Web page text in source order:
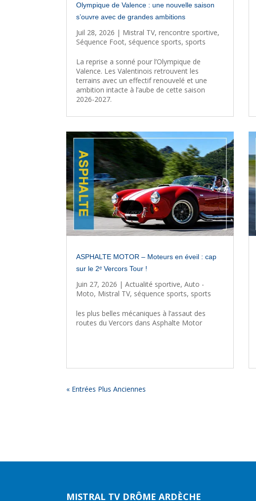
Olympique de Valence : une nouvelle saison
s’ouvre avec de grandes ambitions
Juil 28, 2026 | Mistral TV,rencontre sportive,
Séquence Foot, séquence sports, sports
La reprise a sonné pour l’Olympique de
Valence. Les Valentinois retrouvent les
terrains avec un effectif renouvelé et une
ambition intacte à l’aube de cette saison
2026-2027.
ASPHALTE MOTOR – Moteurs en éveil : cap
sur le 2ᵉ Vercors Tour !
Juin 27, 2026 |Actualité sportive,Auto -
Moto, Mistral TV, séquence sports, sports
les plus belles mécaniques à l’assaut des
routes du Vercors dans Asphalte Motor
« Entrées Plus Anciennes
MISTRAL TV DRÔME ARDÈCHE